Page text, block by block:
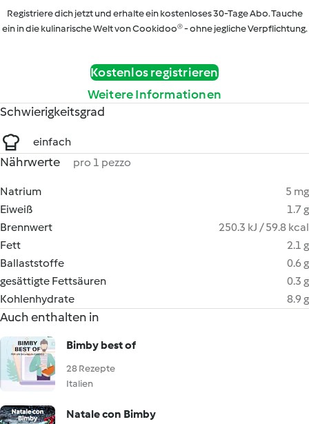
Registriere dich jetzt und erhalte ein kostenloses 30-Tage Abo. Tauche
ein in die kulinarische Welt von Cookidoo® - ohne jegliche Verpflichtung.
Kostenlos registrieren
Weitere Informationen
Schwierigkeitsgrad
einfach
Nährwerte pro 1 pezzo
Natrium
5 mg
Eiweiß
1.7 g
Brennwert
250.3 kJ / 59.8 kcal
Fett
2.1 g
Ballaststoffe
0.6 g
gesättigte Fettsäuren
0.3 g
Kohlenhydrate
8.9 g
Auch enthalten in
Bimby best of
28 Rezepte
Italien
Natale con Bimby